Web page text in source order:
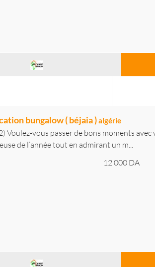
bungalow ( béjaia )algérie
Voulez-vous passer de bons moments avec
de l’année tout en admirant un m...
12 000 DA